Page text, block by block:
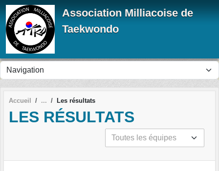
Association Milliacoise de
Taekwondo
Accueil Les résultats
LES RÉSULTATS
Panneau de gestion des cookies